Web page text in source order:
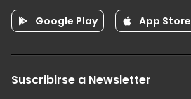
Google Play App Store
Suscribirse a Newsletter